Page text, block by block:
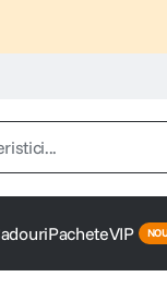
PacheteVIP